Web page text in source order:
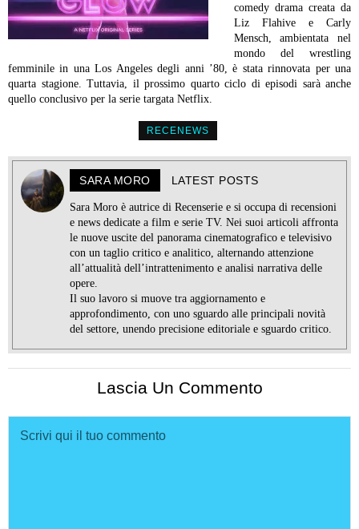
comedy drama creata da
Liz Flahive e Carly
Mensch, ambientata nel
mondo del wrestling
femminile in una Los Angeles degli anni ’80, è stata rinnovata per una
quarta stagione. Tuttavia, il prossimo quarto ciclo di episodi sarà anche
quello conclusivo per la serie targata Netflix.
RECENEWS
SARA MORO LATEST POSTS
Sara Moro è autrice di Recenserie e si occupa di recensioni
e news dedicate a film e serie TV. Nei suoi articoli affronta
le nuove uscite del panorama cinematografico e televisivo
con un taglio critico e analitico, alternando attenzione
all’attualità dell’intrattenimento e analisi narrativa delle
opere.
Il suo lavoro si muove tra aggiornamento e
approfondimento, con uno sguardo alle principali novità
del settore, unendo precisione editoriale e sguardo critico.
Lascia Un Commento